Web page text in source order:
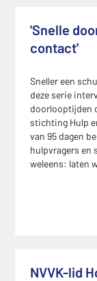
'Snelle
contact'
Sneller een
deze serie
doorlooptijden
stichting Hulp
van 95 dagen
hulpvragers en
weleens: laten
NVVK-lid